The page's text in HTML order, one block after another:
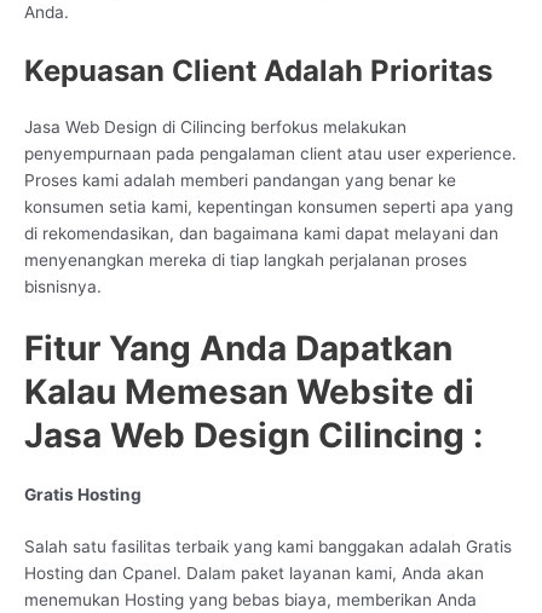
Anda.
Kepuasan Client Adalah Prioritas
Jasa Web Design di Cilincing berfokus melakukan
penyempurnaan pada pengalaman client atau user experience.
Proses kami adalah memberi pandangan yang benar ke
konsumen setia kami, kepentingan konsumen seperti apa yang
di rekomendasikan, dan bagaimana kami dapat melayani dan
menyenangkan mereka di tiap langkah perjalanan proses
bisnisnya.
Fitur Yang Anda Dapatkan
Kalau Memesan Website di
Jasa Web Design Cilincing :
Gratis Hosting
Salah satu fasilitas terbaik yang kami banggakan adalah Gratis
Hosting dan Cpanel. Dalam paket layanan kami, Anda akan
menemukan Hosting yang bebas biaya, memberikan Anda